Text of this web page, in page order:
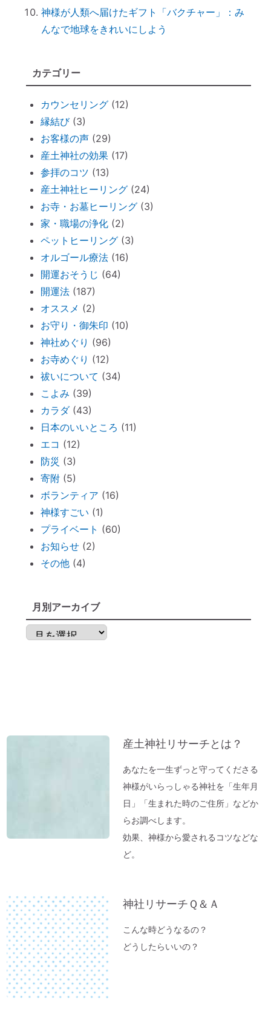
台風１０号で感じる「当たり前のしあわ
魂の成熟度について ～ 親や上司は案
ブッダと始める『 家族の苦悩から抜ける方
法 』
悪いカルマを相殺できるコツコツ貯金
仏壇内の断捨離
ペットヒーリング（ペットの不仲、誤食）
オススメ：全身に効果的な「耳温灸」～煙
が出ない温灸器
断捨離しながら寄付できる「いいことシッ
プ」～ 必要なのは送料のみ。
胎内記憶ガール「お空のセカイ」～流産の
理由が少し可愛くてホッコリ。
「胎内記憶」を持つ子どもが増えているワ
ケ
新生活が始まったら「鎮守神社リサーチ」
を。
古い携帯から受けるダメージ
周りを優先し過ぎる人のための「ご自愛レ
ッスン」
神社巡りならぬ「トイレ巡り」～The
Tokyo Toilet
ずっと観ていたい。映画「PERFECT
DAYS」
電子レンジの電磁波対策に「レンジプロテ
クター」
明日から土用！ 心構え・備えておくべき
ものは？
不安な時には「慈悲の瞑想」
子育てママの救世主！『怒らなくても』～
ポイントを押さえればOK！
神棚のお掃除に便利な「毛バタキ」
間～10日続いていた便秘が解消→毎日お通
「バカ言ってる♪」水谷千重子ショーに行
東経１３５度「ガイアの法則」～ご神気た
っぷりの「いそべ神社」
神社でお腹が痛くなる理由
高い浄化力♪ 高野山麓・和歌山の天然温
泉「ゆの里」に行ってきました。
【春のおそうじ】参拝前の自宅おそうじ～
福を入れるスペース作り。
富士山絶景ポイント♪「新倉富士浅間神
社」岡田美里さんVlogより
神様が人類へ届けたギフト「バクチャー」：み
んなで地球をきれいにしよう
カテゴリー
カウンセリング(12)
縁結び(3)
お客様の声(29)
産土神社の効果(17)
参拝のコツ (13)
産土神社ヒーリング(24)
お寺・お墓ヒーリング(3)
家・職場の浄化(2)
ペットヒーリング(3)
オルゴール療法(16)
開運おそうじ (64)
開運法(187)
オススメ (2)
お守り・御朱印 (10)
神社めぐり (96)
お寺めぐり (12)
祓いについて (34)
こよみ (39)
カラダ(43)
日本のいいところ (11)
エコ (12)
防災 (3)
寄附(5)
ボランティア (16)
神様すごい (1)
プライベート (60)
お知らせ(2)
その他(4)
月別アーカイブ
ブ
産土神社リサーチとは？
あなたを一生ずっと守ってくださる
神様がいらっしゃる神社を「生年月
日」「生まれた時のご住所」などか
らお調べします。
効果、神様から愛されるコツなどな
ど。
神社リサーチＱ＆Ａ
こんな時どうなるの？
どうしたらいいの？